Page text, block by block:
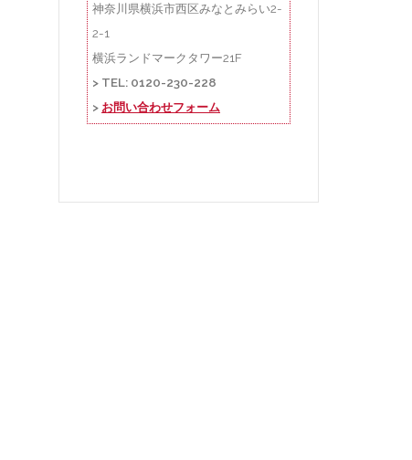
神奈川県横浜市西区みなとみらい2-
2-1
横浜ランドマークタワー21F
> TEL: 0120-230-228
> お問い合わせフォーム